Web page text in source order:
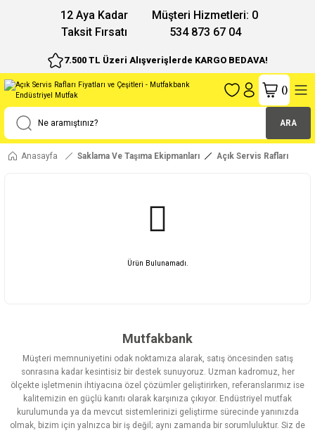
12 Aya Kadar
Taksit Fırsatı
Müşteri Hizmetleri: 0
534 873 67 04
7.500 TL Üzeri Alışverişlerde KARGO BEDAVA!
ARA
()
Anasayfa Saklama Ve Taşıma Ekipmanları Açık Servis Rafları
Ürün Bulunamadı.
Mutfakbank
Müşteri memnuniyetini odak noktamıza alarak, satış öncesinden satış
sonrasına kadar kesintisiz bir destek sunuyoruz. Uzman kadromuz, her
ölçekte işletmenin ihtiyacına özel çözümler geliştirirken, referanslarımız ise
kalitemizin en güçlü kanıtı olarak karşınıza çıkıyor. Endüstriyel mutfak
kurulumunda ya da mevcut sistemlerinizi geliştirme sürecinde yanınızda
olmak, bizim için yalnızca bir iş değil; aynı zamanda bir sorumluluktur. Siz de